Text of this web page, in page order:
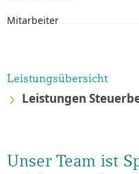
Mitarbeiter
Leistungsübersicht
Leistungen
Unser Team ist